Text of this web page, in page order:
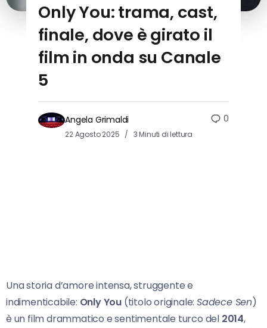
Only You: trama, cast,
finale, dove è girato il
film in onda su Canale
5
Angela Grimaldi
22 Agosto 2025 3 Minuti di lettura
0
Una storia d’amore intensa, struggente e
indimenticabile: Only You (titolo originale:Sadece Sen)
è un film drammatico e sentimentale turco del 2014,